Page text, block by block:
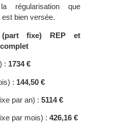
régularisation que
est bien versée.
fixe) REP et
: 1734€
: 144,50 €
par an) : 5114€
par mois) : 426,16 €